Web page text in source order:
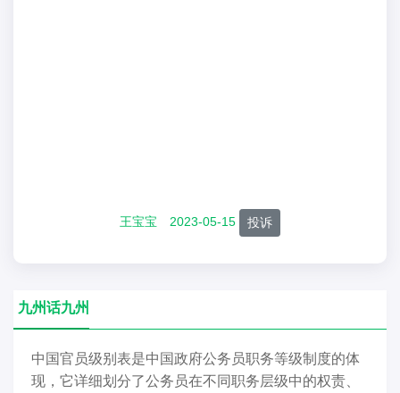
王宝宝 2023-05-15 投诉
九州话九州
中国官员级别表是中国政府公务员职务等级制度的体
现，它详细划分了公务员在不同职务层级中的权责、